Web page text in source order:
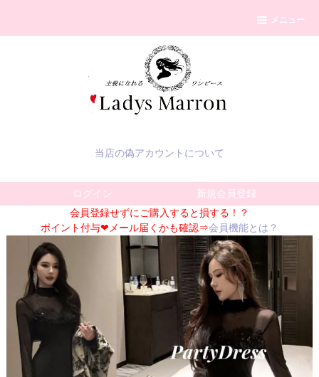
メニュー
当店の偽アカウントについて
ログイン
新規会員登録
会員登録せずにご購入すると損する！？
ポイント付与❤メール届くかも確認⇒会員機能とは？